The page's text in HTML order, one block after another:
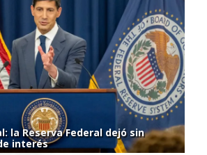
la Reserva Federal dejó sin
interés